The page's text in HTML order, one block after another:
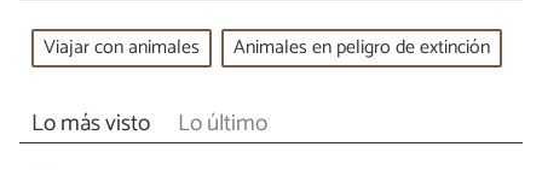
Viajar con animales Animales en peligro de extinción
Lo más visto Lo último